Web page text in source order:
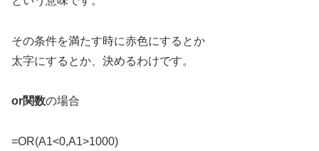
その条件を満たす時に赤色にするとか
太字にするとか、決めるわけです。
or関数の場合
=OR(A1<0,A1>1000)